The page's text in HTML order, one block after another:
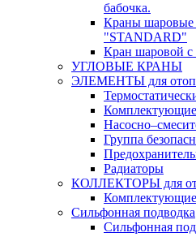
бабочка.
Краны шаровые
"STANDARD"
Кран шаровой с
УГЛОВЫЕ КРАНЫ
ЭЛЕМЕНТЫ для
Группа
Радиаторы
КОЛЛЕКТОРЫ для
Комплектующие
Сильфонная подводка
Сильфонная